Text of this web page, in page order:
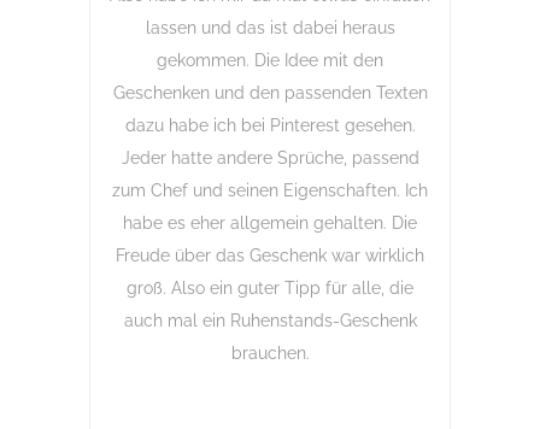
lassen und das ist dabei heraus
gekommen. Die Idee mit den
Geschenken und den passenden Texten
dazu habe ich bei Pinterest gesehen.
Jeder hatte andere Sprüche, passend
zum Chef und seinen Eigenschaften. Ich
habe es eher allgemein gehalten. Die
Freude über das Geschenk war wirklich
groß. Also ein guter Tipp für alle, die
auch mal ein Ruhenstands-Geschenk
brauchen.